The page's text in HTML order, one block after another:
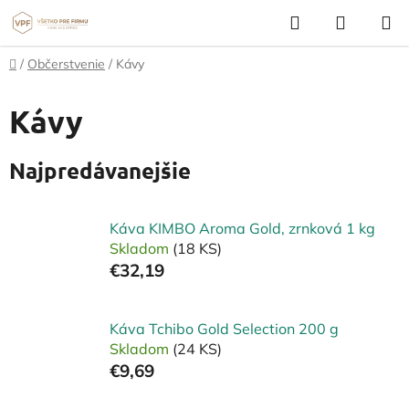
Prejsť
na
obsah
Hľadať
KOŠÍK
Domov
/ Občerstvenie / Kávy
Kávy
Najpredávanejšie
Káva KIMBO Aroma Gold, zrnková 1 kg
Skladom (18 KS)
€32,19
Káva Tchibo Gold Selection 200 g
Skladom (24 KS)
€9,69